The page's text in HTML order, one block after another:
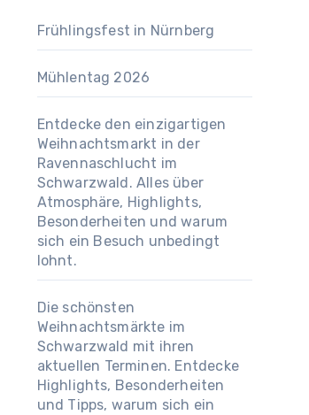
Frühlingsfest in Nürnberg
Mühlentag 2026
Entdecke den einzigartigen
Weihnachtsmarkt in der
Ravennaschlucht im
Schwarzwald. Alles über
Atmosphäre, Highlights,
Besonderheiten und warum
sich ein Besuch unbedingt
lohnt.
Die schönsten
Weihnachtsmärkte im
Schwarzwald mit ihren
aktuellen Terminen. Entdecke
Highlights, Besonderheiten
und Tipps, warum sich ein